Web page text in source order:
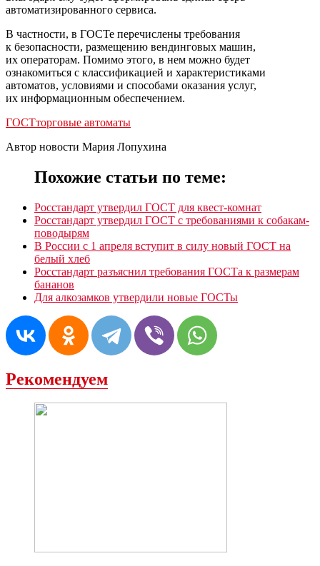
автоматизированного сервиса.
В частности, в ГОСТе перечислены требования
к безопасности, размещению вендинговых машин,
их операторам. Помимо этого, в нем можно будет
ознакомиться с классификацией и характеристиками
автоматов, условиями и способами оказания услуг,
их информационным обеспечением.
ГОСТторговые автоматы
Автор новости Мария Лопухина
Похожие статьи по теме:
Росстандарт утвердил ГОСТ для квест-комнат
Росстандарт утвердил ГОСТ с требованиями к собакам-
поводырям
В России с 1 апреля вступит в силу новый ГОСТ на
белый хлеб
Росстандарт разъяснил требования ГОСТа к размерам
бананов
Для алкозамков утвердили новые ГОСТы
Рекомендуем